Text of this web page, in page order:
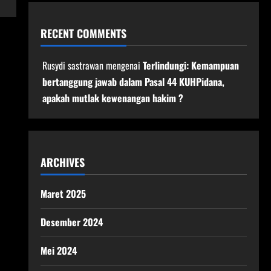
RECENT COMMENTS
Rusydi sastrawanmengenai Terlindungi: Kemampuan
bertanggung jawab dalam Pasal 44 KUHPidana,
apakah mutlak kewenangan hakim ?
ARCHIVES
Maret 2025
Desember 2024
Mei 2024